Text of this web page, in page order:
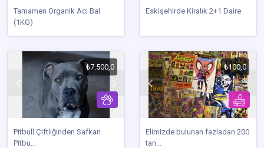
Tamamen Organik Acı Bal
(1KG)
Eskişehirde Kiralık 2+1 Daire
₺7.500,0
Pitbull Çiftliğinden Safkan
Pitbu...
₺100,0
Elimizde bulunan fazladan 200
tan...